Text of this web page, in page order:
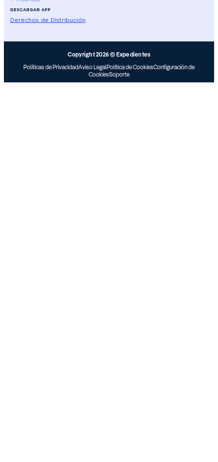
DESCARGAR APP
Derechos de Distribución
Copyright 2026 © Expedientes
Políticas de PrivacidadAviso LegalPolítica de CookiesConfiguración de
CookiesSoporte